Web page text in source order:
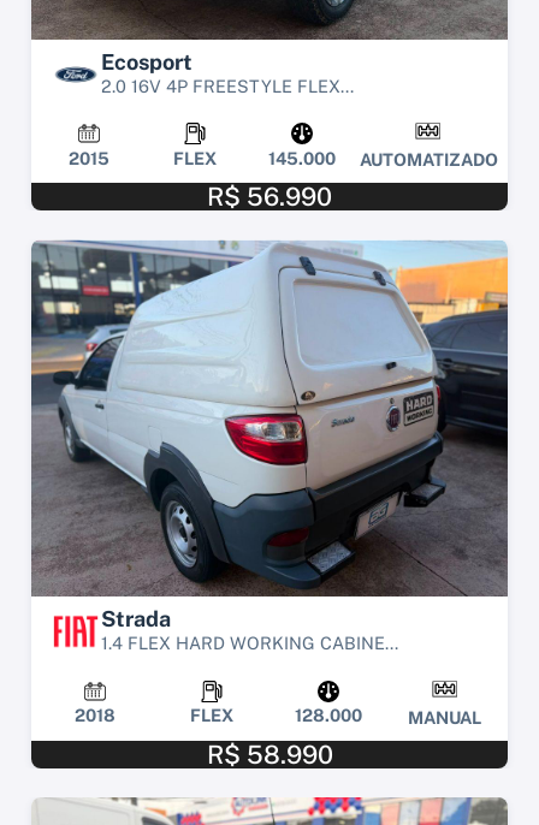
Ecosport
2.0 16V 4P FREESTYLE FLEX...
2015 FLEX 145.000 AUTOMATIZADO
R$ 56.990
Strada
1.4 FLEX HARD WORKING CABINE...
2018 FLEX 128.000 MANUAL
R$ 58.990